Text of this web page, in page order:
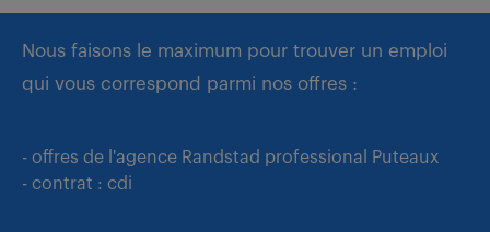
Nous faisons le maximum pour trouver un emploi
qui vous correspond parmi nos offres :
- offres de l'agence Randstad professional Puteaux
- contrat : cdi